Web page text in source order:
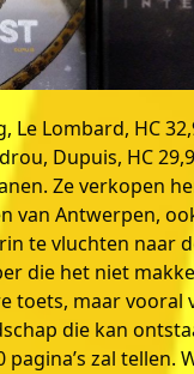
Le Lombard, HC
Dupuis, HC
Ze verkopen
van Antwerpen,
te vluchten naar
die het niet
toets, maar vooral
die kan
zal tellen.